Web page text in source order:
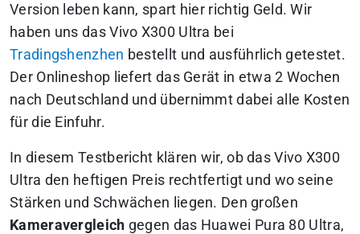
Version leben kann, spart hier richtig Geld. Wir
haben uns das Vivo X300 Ultra bei
Tradingshenzhen bestellt und ausführlich getestet.
Der Onlineshop liefert das Gerät in etwa 2 Wochen
nach Deutschland und übernimmt dabei alle Kosten
für die Einfuhr.
In diesem Testbericht klären wir, ob das Vivo X300
Ultra den heftigen Preis rechtfertigt und wo seine
Stärken und Schwächen liegen. Den großen
Kameravergleich gegen das Huawei Pura 80 Ultra,